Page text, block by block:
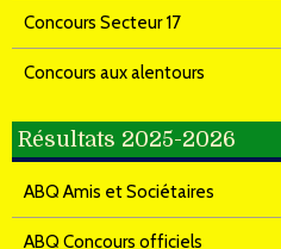
Concours Secteur 17
Concours aux alentours
Résultats 2025-2026
ABQ Amis et Sociétaires
ABQ Concours officiels